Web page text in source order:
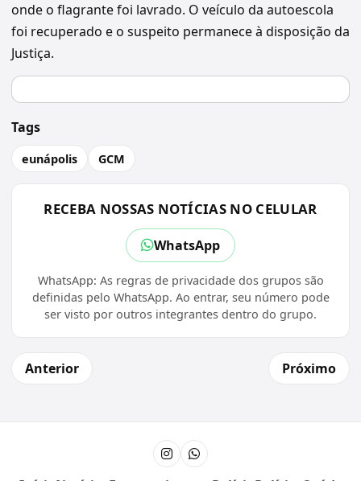
onde o flagrante foi lavrado. O veículo da autoescola
foi recuperado e o suspeito permanece à disposição da
Justiça.
Tags
eunápolis GCM
RECEBA NOSSAS NOTÍCIAS NO CELULAR
WhatsApp
WhatsApp: As regras de privacidade dos grupos são
definidas pelo WhatsApp. Ao entrar, seu número pode
ser visto por outros integrantes dentro do grupo.
Anterior Próximo
InstagramCanal do WhatsApp